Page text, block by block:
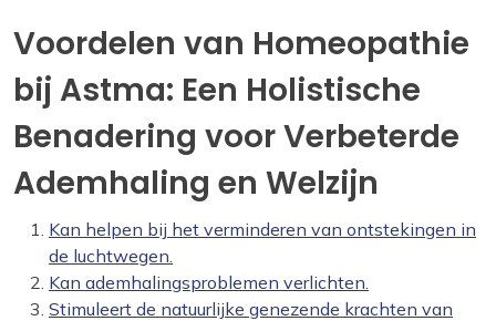
Voordelen van Homeopathie
bij Astma: Een Holistische
Benadering voor Verbeterde
Ademhaling en Welzijn
Kan helpen bij het verminderen van ontstekingen in
de luchtwegen.
Kan ademhalingsproblemen verlichten.
Stimuleert de natuurlijke genezende krachten van